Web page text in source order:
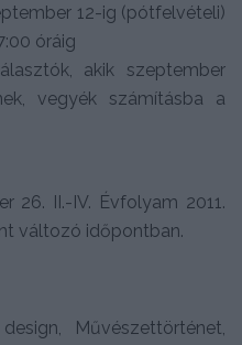
12-ig (pótfelvételi)
óráig
akik szeptember
vegyék számításba a
26. II.-IV. Évfolyam 2011.
változó időpontban.
Művészettörténet,